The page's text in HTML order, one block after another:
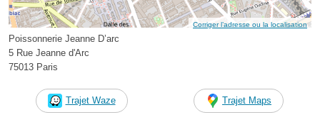
Corriger l’adresse ou la localisation
Poissonnerie Jeanne D’arc
5 Rue Jeanne d'Arc
75013 Paris
Trajet Waze Trajet Maps